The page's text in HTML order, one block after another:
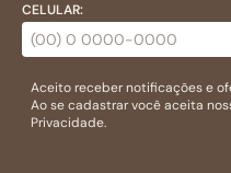
CELULAR:
Aceito receber notificações e
Ao se cadastrar você aceita
Privacidade.